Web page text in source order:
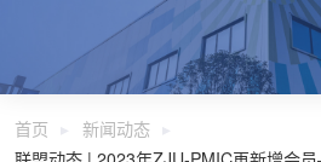
首页
新闻动态